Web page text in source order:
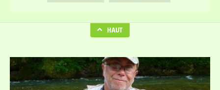
HAUT